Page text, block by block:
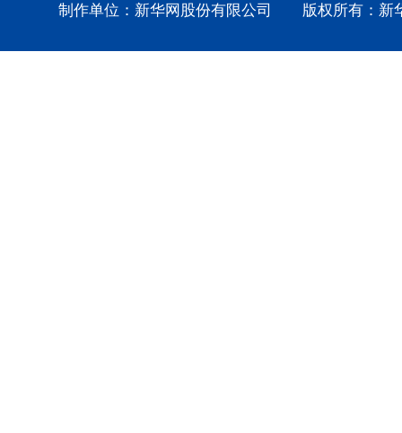
制作单位：新华网股份有限公司 版权所有：新